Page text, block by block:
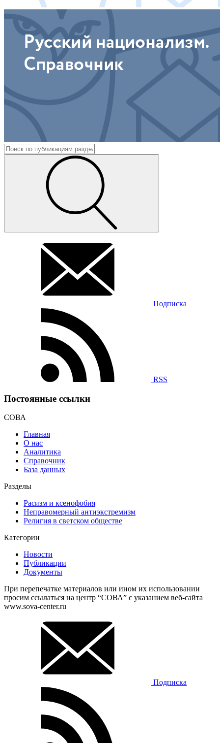
Подписка
RSS
Постоянные ссылки
СОВА
Главная
О нас
Аналитика
Справочник
База данных
Разделы
Расизм и ксенофобия
Неправомерный антиэкстремизм
Религия в светском обществе
Категории
Новости
Публикации
Документы
При перепечатке материалов или ином их использовании
просим ссылаться на центр “СОВА” с указанием веб-сайта
www.sova-center.ru
Подписка